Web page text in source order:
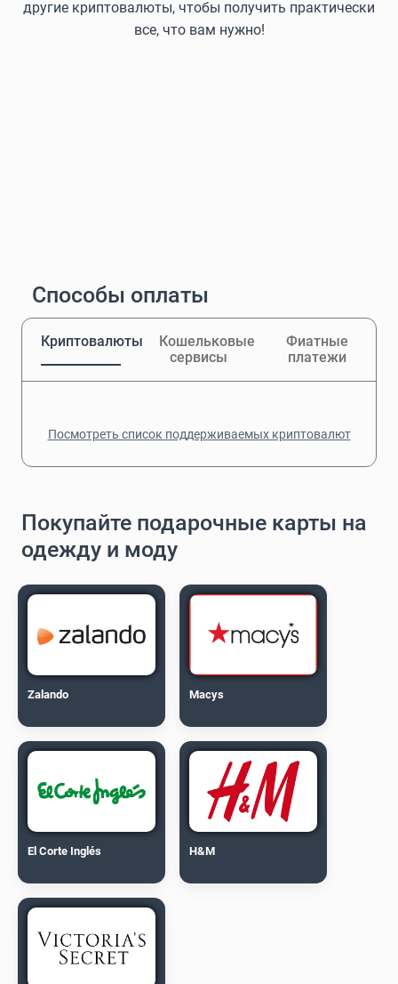
другие криптовалюты, чтобы получить практически
все, что вам нужно!
Способы оплаты
Криптовалюты
Кошельковые
сервисы
Фиатные
платежи
Посмотреть список поддерживаемых криптовалют
Покупайте подарочные карты на
одежду и моду
Zalando Macys
El Corte Inglés H&M